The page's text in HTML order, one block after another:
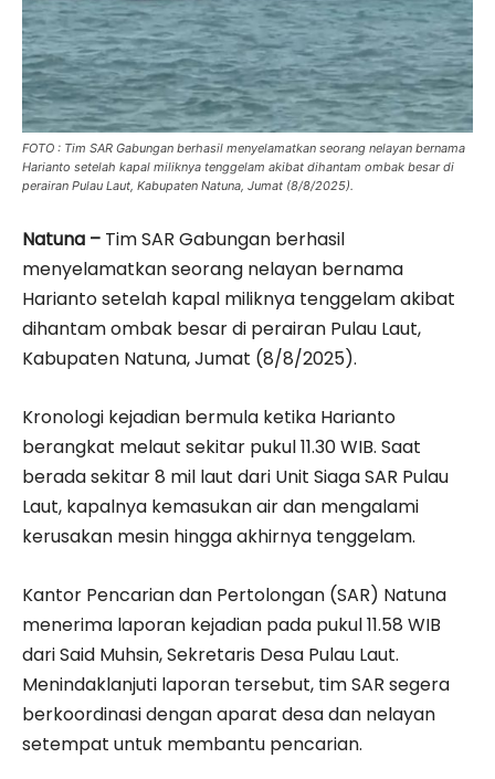
FOTO : Tim SAR Gabungan berhasil menyelamatkan seorang nelayan bernama
Harianto setelah kapal miliknya tenggelam akibat dihantam ombak besar di
perairan Pulau Laut, Kabupaten Natuna, Jumat (8/8/2025).
Natuna – Tim SAR Gabungan berhasil
menyelamatkan seorang nelayan bernama
Harianto setelah kapal miliknya tenggelam akibat
dihantam ombak besar di perairan Pulau Laut,
Kabupaten Natuna, Jumat (8/8/2025).
Kronologi kejadian bermula ketika Harianto
berangkat melaut sekitar pukul 11.30 WIB. Saat
berada sekitar 8 mil laut dari Unit Siaga SAR Pulau
Laut, kapalnya kemasukan air dan mengalami
kerusakan mesin hingga akhirnya tenggelam.
Kantor Pencarian dan Pertolongan (SAR) Natuna
menerima laporan kejadian pada pukul 11.58 WIB
dari Said Muhsin, Sekretaris Desa Pulau Laut.
Menindaklanjuti laporan tersebut, tim SAR segera
berkoordinasi dengan aparat desa dan nelayan
setempat untuk membantu pencarian.